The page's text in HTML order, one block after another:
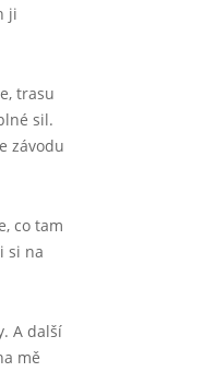
ji
trasu
sil.
závodu
co tam
si na
A další
mě